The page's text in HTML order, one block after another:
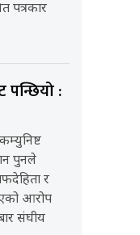
पत्रकार
पन्छियो :
पुनले
र
आरोप
संघीय